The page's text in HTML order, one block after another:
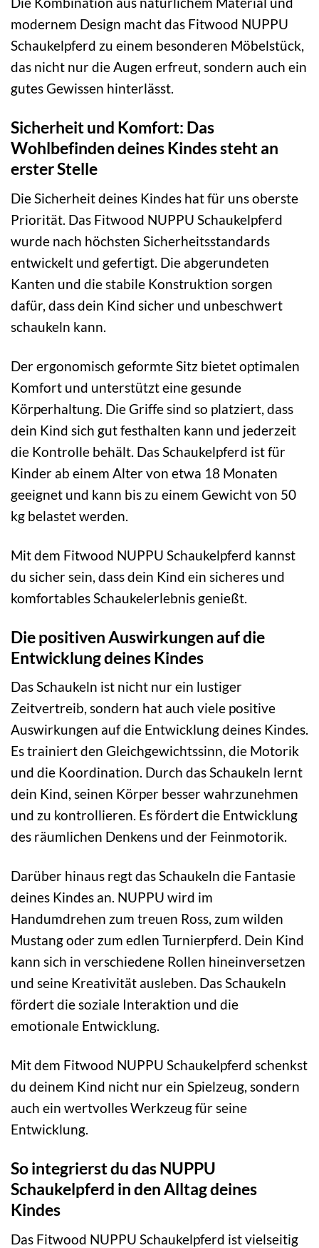
modernem Design macht das Fitwood NUPPU
Schaukelpferd zu einem besonderen Möbelstück,
das nicht nur die Augen erfreut, sondern auch ein
gutes Gewissen hinterlässt.
Sicherheit und Komfort: Das
Wohlbefinden deines Kindes steht an
erster Stelle
Die Sicherheit deines Kindes hat für uns oberste
Priorität. Das Fitwood NUPPU Schaukelpferd
wurde nach höchsten Sicherheitsstandards
entwickelt und gefertigt. Die abgerundeten
Kanten und die stabile Konstruktion sorgen
dafür, dass dein Kind sicher und unbeschwert
schaukeln kann.
Der ergonomisch geformte Sitz bietet optimalen
Komfort und unterstützt eine gesunde
Körperhaltung. Die Griffe sind so platziert, dass
dein Kind sich gut festhalten kann und jederzeit
die Kontrolle behält. Das Schaukelpferd ist für
Kinder ab einem Alter von etwa 18 Monaten
geeignet und kann bis zu einem Gewicht von 50
kg belastet werden.
Mit dem Fitwood NUPPU Schaukelpferd kannst
du sicher sein, dass dein Kind ein sicheres und
komfortables Schaukelerlebnis genießt.
Die positiven Auswirkungen auf die
Entwicklung deines Kindes
Das Schaukeln ist nicht nur ein lustiger
Zeitvertreib, sondern hat auch viele positive
Auswirkungen auf die Entwicklung deines Kindes.
Es trainiert den Gleichgewichtssinn, die Motorik
und die Koordination. Durch das Schaukeln lernt
dein Kind, seinen Körper besser wahrzunehmen
und zu kontrollieren. Es fördert die Entwicklung
des räumlichen Denkens und der Feinmotorik.
Darüber hinaus regt das Schaukeln die Fantasie
deines Kindes an. NUPPU wird im
Handumdrehen zum treuen Ross, zum wilden
Mustang oder zum edlen Turnierpferd. Dein Kind
kann sich in verschiedene Rollen hineinversetzen
und seine Kreativität ausleben. Das Schaukeln
fördert die soziale Interaktion und die
emotionale Entwicklung.
Mit dem Fitwood NUPPU Schaukelpferd schenkst
du deinem Kind nicht nur ein Spielzeug, sondern
auch ein wertvolles Werkzeug für seine
Entwicklung.
So integrierst du das NUPPU
Schaukelpferd in den Alltag deines
Kindes
Das Fitwood NUPPU Schaukelpferd ist vielseitig